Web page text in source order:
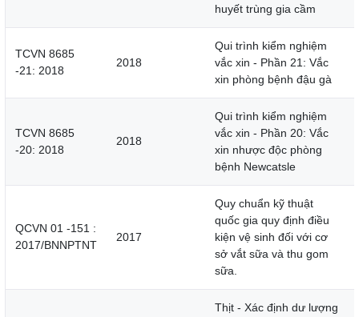
huyết trùng gia cầm
TCVN 8685
-21: 2018
2018
Qui trình kiểm nghiệm
vắc xin - Phần 21: Vắc
xin phòng bệnh đậu gà
TCVN 8685
-20: 2018
2018
Qui trình kiểm nghiệm
vắc xin - Phần 20: Vắc
xin nhược độc phòng
bệnh Newcatsle
QCVN 01 -151 :
2017/BNNPTNT
2017
Quy chuẩn kỹ thuật
quốc gia quy định điều
kiện vệ sinh đối với cơ
sở vắt sữa và thu gom
sữa.
Thịt - Xác định dư lượng